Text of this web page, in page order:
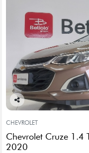
Co
arti
lhe
CHEVROLET
Chevrolet Cruze 1.4
2020